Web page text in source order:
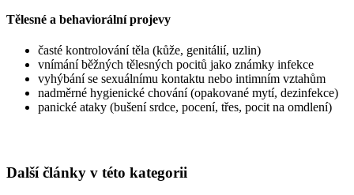
Tělesné a behaviorální projevy
časté kontrolování těla (kůže, genitálií, uzlin)
vnímání běžných tělesných pocitů jako známky infekce
vyhýbání se sexuálnímu kontaktu nebo intimním vztahům
nadměrné hygienické chování (opakované mytí, dezinfekce)
panické ataky (bušení srdce, pocení, třes, pocit na omdlení)
Další články v této kategorii